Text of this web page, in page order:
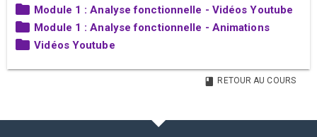
Module 1 : Analyse fonctionnelle - Vidéos Youtube
Module 1 : Analyse fonctionnelle - Animations
Vidéos Youtube
RETOUR AU COURS